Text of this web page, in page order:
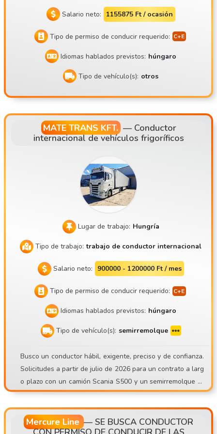
Salario neto: 1155875 Ft / ocasión
Tipo de permiso de conducir requerido:
Idiomas hablados previstos: húngaro
Tipo de vehículo(s): otros
MATE TRANS KFT.— Conductor
internacional de vehículos frigoríficos
Lugar de trabajo: Hungría
Tipo de trabajo: trabajo de conductor internacional
Salario neto: 900000 - 1200000 Ft / mes
Tipo de permiso de conducir requerido:
Idiomas hablados previstos: húngaro
Tipo de vehículo(s): semirremolque
Busco un conductor hábil, exigente, preciso y de confianza.
Solicitudes a partir de julio de 2026 para un contrato a larg
o plazo con un camión Scania S500 y un semirremolque fri
gorífico Schmitz Sko24. Mate Trans Kft. https://matetrans.w
ebnode.hu/ Nuestro lema es: «¡O lo hacemos como profesio
nales o no lo hacemos!». ¡Puesto vacante de conductor deb
ido a la AMPLIACIÓN DE LA FLOTA! ¡Se busca conductor co
Mercure Line — SE BUSCA CONDUCTOR